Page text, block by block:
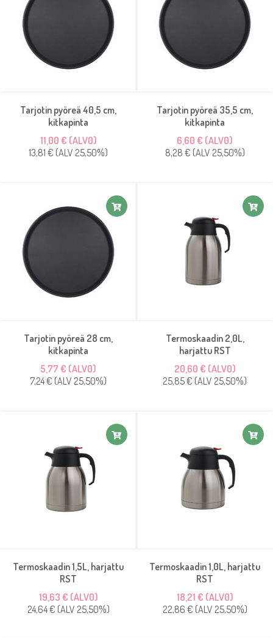
Tarjotin pyöreä 40,5 cm,
kitkapinta
11,00 € (ALV0)
13,81 € (ALV 25,50%)
Tarjotin pyöreä 35,5 cm,
kitkapinta
6,60 € (ALV0)
8,28 € (ALV 25,50%)
Tarjotin pyöreä 28 cm,
kitkapinta
5,77 € (ALV0)
7,24 € (ALV 25,50%)
Termoskaadin 2,0L,
harjattu RST
20,60 € (ALV0)
25,85 € (ALV 25,50%)
Termoskaadin 1,5L, harjattu
RST
19,63 € (ALV0)
24,64 € (ALV 25,50%)
Termoskaadin 1,0L, harjattu
RST
18,21 € (ALV0)
22,86 € (ALV 25,50%)